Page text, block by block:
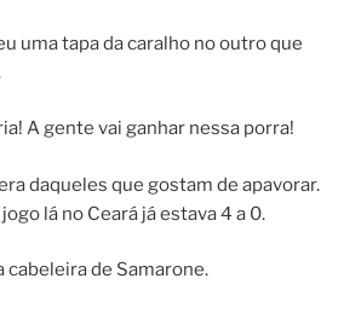
uma tapa da caralho no outro que
A gente vai ganhar nessa porra!
daqueles que gostam de apavorar.
lá no Ceará já estava 4 a 0.
cabeleira de Samarone.